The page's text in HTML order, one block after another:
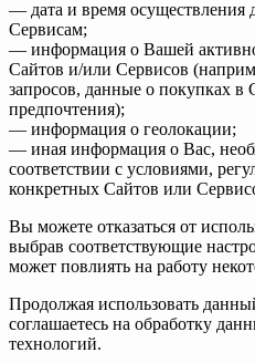
— дата и время осуществления
Сервисам;
— информация о Вашей
Сайтов и/или Сервисов
запросов, данные о покупках в
предпочтения);
— информация о геолокации;
— иная информация о Вас,
соответствии с условиями,
конкретных Сайтов или
Вы можете отказаться от
выбрав соответствующие
может повлиять на работу
Продолжая использовать
соглашаетесь на обработку
технологий.